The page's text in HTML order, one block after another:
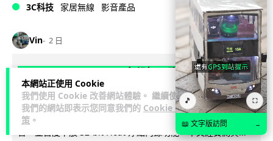
本網站正使用 Cookie
我們使用 Cookie 改善網站體驗。 繼續使用
我們的網站即表示您同意我們的 Cookie 政
策 。
3C科技 家居無線 影音產品
Vin 2 日
DJI Mic Mini 2s 實測 四發一收同步獨
立錄音 32-bit 防爆咪拍片必備
DJI 最新推出的 Mic Mini 2s 無線咪支援「四發一收」分軌錄
音，並首度下放 32-bit Float 浮點內錄功能。本文經實測其...
🎵 ⛶
📖 文字版訪問 →